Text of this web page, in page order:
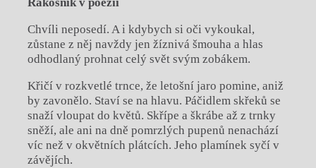
Rákosník v poezii
Chvíli neposedí. A i kdybych si oči vykoukal,
zůstane z něj navždy jen žíznivá šmouha a hlas
odhodlaný prohnat celý svět svým zobákem.
Křičí v rozkvetlé trnce, že letošní jaro pomine, aniž
by zavonělo. Staví se na hlavu. Páčidlem skřeků se
snaží vloupat do květů. Skřípe a škrábe až z trnky
sněží, ale ani na dně pomrzlých pupenů nenachází
víc než v okvětních plátcích. Jeho plamínek syčí v
závějích.